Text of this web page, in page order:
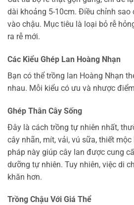
dài khoảng 5-10cm. Điều chỉnh sao
vào chậu. Mục tiêu là loại bỏ rễ
ra rễ mới.
Các Kiểu Ghép Lan Hoàng Nhạn
Bạn có thể trồng lan Hoàng Nhạn
nhau. Mỗi kiểu có ưu và nhược
Ghép Thân Cây Sống
Đây là cách trồng tự nhiên nhất,
cây nhãn, mít, vải, vú sữa, thiết
pháp này giúp cây lan được cung
dưỡng tự nhiên. Tuy nhiên, việc di
khăn hơn.
Trồng Chậu Với Giá Thể